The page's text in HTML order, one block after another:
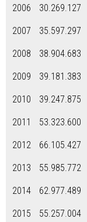
2006
30.269.127
2007
35.597.297
2008
38.904.683
2009
39.181.383
2010
39.247.875
2011
53.323.600
2012
66.105.427
2013
55.985.772
2014
62.977.489
2015
55.257.004